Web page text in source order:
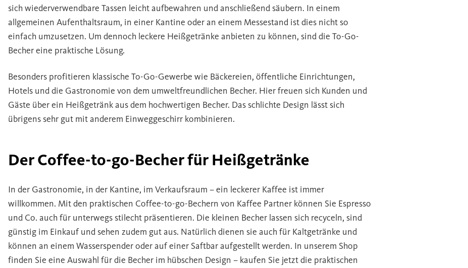
sich wiederverwendbare Tassen leicht aufbewahren und anschließend säubern. In einem
allgemeinen Aufenthaltsraum, in einer Kantine oder an einem Messestand ist dies nicht so
einfach umzusetzen. Um dennoch leckere Heißgetränke anbieten zu können, sind die To-Go-
Becher eine praktische Lösung.
Besonders profitieren klassische To-Go-Gewerbe wie Bäckereien, öffentliche Einrichtungen,
Hotels und die Gastronomie von dem umweltfreundlichen Becher. Hier freuen sich Kunden und
Gäste über ein Heißgetränk aus dem hochwertigen Becher. Das schlichte Design lässt sich
übrigens sehr gut mit anderem Einweggeschirr kombinieren.
Der Coffee-to-go-Becher für Heißgetränke
In der Gastronomie, in der Kantine, im Verkaufsraum – ein leckerer Kaffee ist immer
willkommen. Mit den praktischen Coffee-to-go-Bechern von Kaffee Partner können Sie Espresso
und Co. auch für unterwegs stilecht präsentieren. Die kleinen Becher lassen sich recyceln, sind
günstig im Einkauf und sehen zudem gut aus. Natürlich dienen sie auch für Kaltgetränke und
können an einem Wasserspender oder auf einer Saftbar aufgestellt werden. In unserem Shop
finden Sie eine Auswahl für die Becher im hübschen Design – kaufen Sie jetzt die praktischen